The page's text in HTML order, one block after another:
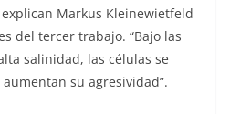
Markus Kleinewietfeld
del tercer trabajo. “Bajo las
salinidad, las células se
su agresividad”.